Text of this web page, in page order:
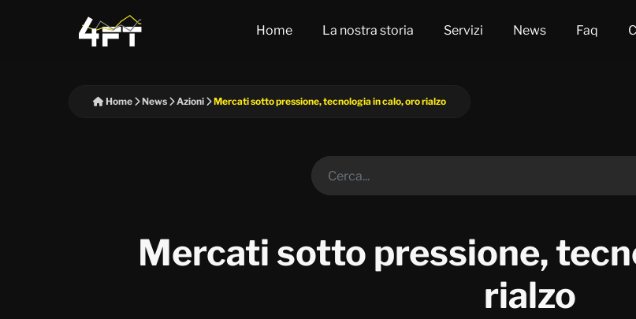
Home La nostra storia Servizi News Faq
Home News Azioni Mercati sotto pressione, tecnologia in calo, oro rialzo
Mercati sotto pressione,
rialzo